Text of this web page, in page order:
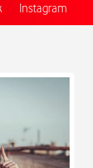
Instagram